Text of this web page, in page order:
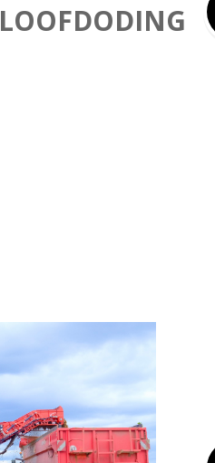
LOOFDODING